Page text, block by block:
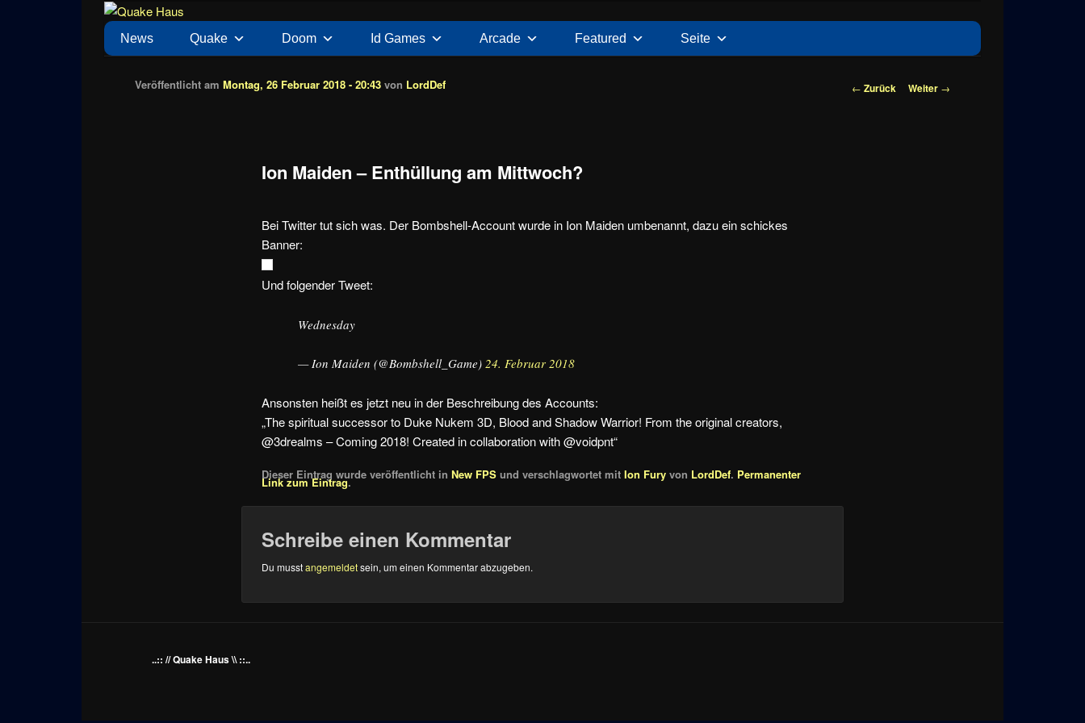
Quake Haus
News zu Quake, Doom, FPS, Arcade
Hauptmenü
News Quake Doom Id Games Arcade Featured Seite
Beitragsnavigation
← Zurück Weiter →
Ion Maiden – Enthüllung am Mittwoch?
Veröffentlicht amMontag, 26 Februar 2018 - 20:43 von LordDef
Bei Twitter tut sich was. Der Bombshell-Account wurde in Ion Maiden umbenannt, dazu ein schickes
Banner:
Und folgender Tweet:
Wednesday
— Ion Maiden (@Bombshell_Game)24. Februar 2018
Ansonsten heißt es jetzt neu in der Beschreibung des Accounts:
„The spiritual successor to Duke Nukem 3D, Blood and Shadow Warrior! From the original creators,
@3drealms – Coming 2018! Created in collaboration with @voidpnt“
Dieser Eintrag wurde veröffentlicht inNew FPS und verschlagwortet mitIon Fury von LordDef. Permanenter
Link zum Eintrag.
Schreibe einen Kommentar
Du musstangemeldetsein, um einen Kommentar abzugeben.
..:: // Quake Haus \\ ::..